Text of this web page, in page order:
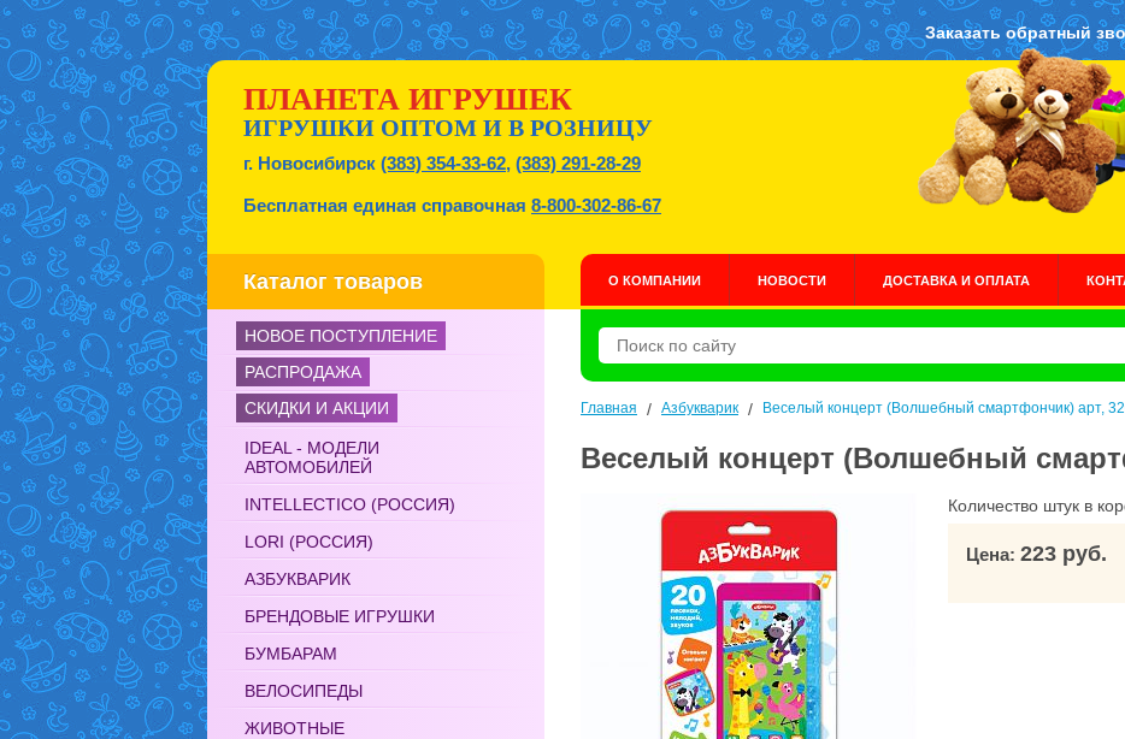
Заказать обратный
ПЛАНЕТА ИГРУШЕК
ИГРУШКИ ОПТОМ И В РОЗНИЦУ
г. Новосибирск (383) 354-33-62, (383) 291-28-29
Бесплатная единая справочная 8-800-302-86-67
Каталог товаров О КОМПАНИИ НОВОСТИ ДОСТАВКА И ОПЛАТА
НОВОЕ ПОСТУПЛЕНИЕ
РАСПРОДАЖА
СКИДКИ И АКЦИИ
IDEAL - МОДЕЛИ
АВТОМОБИЛЕЙ
INTELLECTICO (РОССИЯ)
LORI (РОССИЯ)
АЗБУКВАРИК
БРЕНДОВЫЕ ИГРУШКИ
БУМБАРАМ
ВЕЛОСИПЕДЫ
ЖИВОТНЫЕ
Главная / Азбукварик / Веселый концерт (Волшебный смартфончик) арт,
Веселый концерт (Волшебный
Количество штук в
Цена: 223 руб.